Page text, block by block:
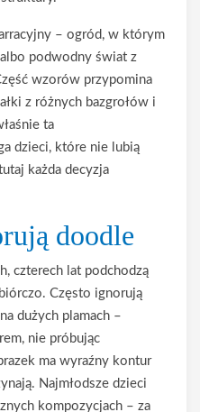
– ogród, w którym
podwodny świat z
wzorów przypomina
z różnych bazgrołów i
ta
dzieci, które nie lubią
każda decyzja
doodle
czterech lat podchodzą
Często ignorują
dużych plamach –
nie próbując
ma wyraźny kontur
Najmłodsze dzieci
kompozycjach – za